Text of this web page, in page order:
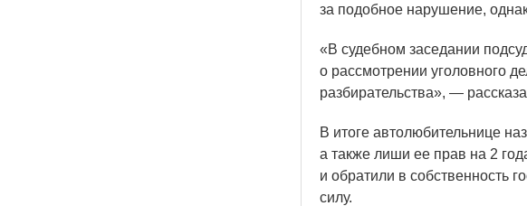
за подобное нарушение,
«В судебном заседании
о рассмотрении уголовного
разбирательства», —
В итоге автолюбительнице
а также лиши ее прав на 2
и обратили в собственность
силу.